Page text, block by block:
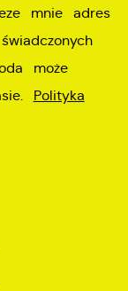
mnie adres
może
Polityka